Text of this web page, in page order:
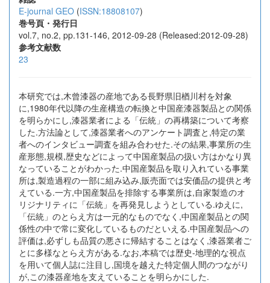
E-journal GEO (ISSN:18808107)
巻号頁・発行日
vol.7, no.2, pp.131-146, 2012-09-28 (Released:2012-09-28)
参考文献数
23
本研究では,木曾漆器の産地である長野県旧楢川村を対象
に,1980年代以降の生産構造の転換と中国産漆器製品との関係
を明らかにし,漆器業者による「伝統」の再構築について考察
した.方法論として,漆器業者へのアンケート調査と,特定の業
者へのインタビュー調査を組み合わせた.その結果,事業所の生
産形態,規模,歴史などによって中国産製品の扱い方はかなり異
なっていることがわかった.中国産製品を取り入れている事業
所は,製造過程の一部に組み込み,販売面では安価品の提供と考
えている.一方,中国産製品を排除する事業所は,自家製造のオ
リジナリティに「伝統」を再発見しようとしている.ゆえに,
「伝統」のとらえ方は一元的なものでなく,中国産製品との関
係性の中で常に変化しているものだといえる.中国産製品への
評価は,必ずしも品質の悪さに帰結することはなく,漆器業者ご
とに多様なとらえ方がある.なお,本稿では歴史-地理的な視点
を用いて個人誌に注目し,国境を越えた特定個人間のつながり
が,この漆器産地を支えていることを明らかにした.